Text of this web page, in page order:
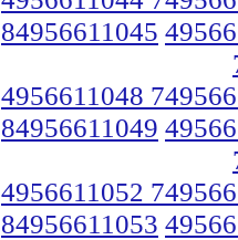
84956611045
4956611048
84956611049
4956611052
84956611053